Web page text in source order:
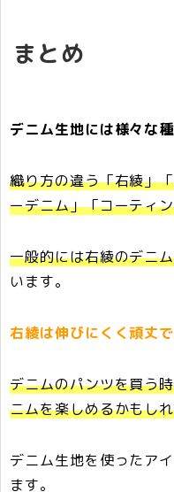
まとめ
デニム生地には様々な
織り方の違う「右綾」
ーデニム」「コーティ
一般的には右綾のデニ
います。
右綾は伸びにくく頑丈
デニムのパンツを買う
ニムを楽しめるかもし
デニム生地を使ったア
ます。